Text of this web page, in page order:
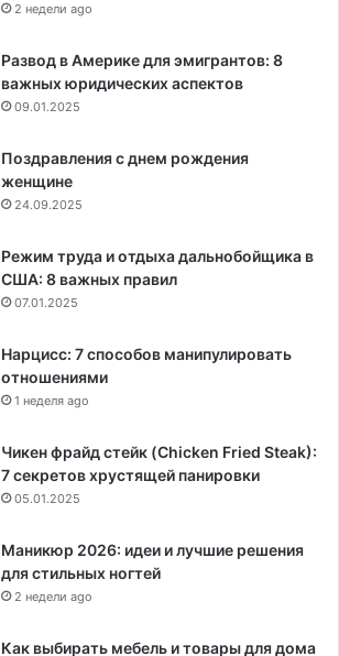
2 недели ago
Развод в Америке для эмигрантов: 8
важных юридических аспектов
09.01.2025
Поздравления с днем рождения
женщине
24.09.2025
Режим труда и отдыха дальнобойщика в
США: 8 важных правил
07.01.2025
Нарцисс: 7 способов манипулировать
отношениями
1 неделя ago
Чикен фрайд стейк (Chicken Fried Steak):
7 секретов хрустящей панировки
05.01.2025
Маникюр 2026: идеи и лучшие решения
для стильных ногтей
2 недели ago
Как выбирать мебель и товары для дома